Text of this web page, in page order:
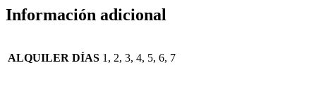
Información adicional
ALQUILER DÍAS 1, 2, 3, 4, 5, 6, 7